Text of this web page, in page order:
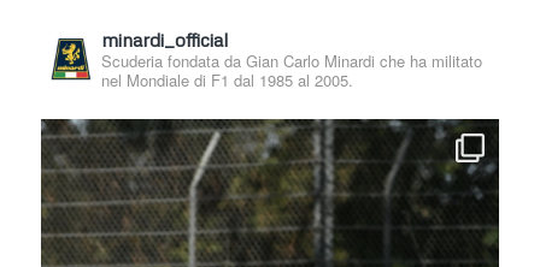
minardi_official
Scuderia fondata da Gian Carlo Minardi che ha militato
nel Mondiale di F1 dal 1985 al 2005.